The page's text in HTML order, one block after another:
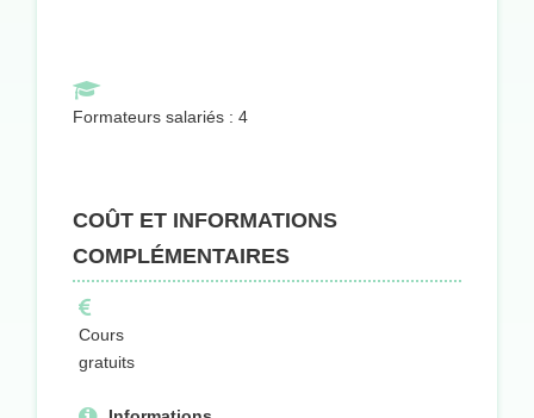
Formateurs salariés : 4
COÛT ET INFORMATIONS
COMPLÉMENTAIRES
Cours
gratuits